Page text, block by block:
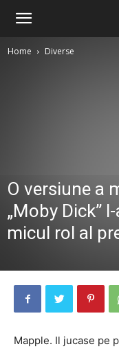
Home Diverse
O versiune a
„Moby Dick”
micul rol al
Mapple. Il jucase pe